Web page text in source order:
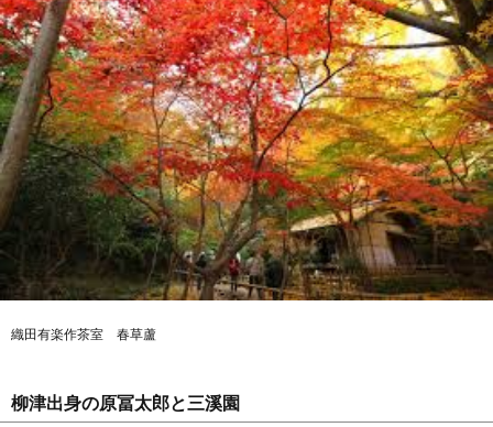
織田有楽作茶室 春草蘆
柳津出身の原冨太郎と三溪園